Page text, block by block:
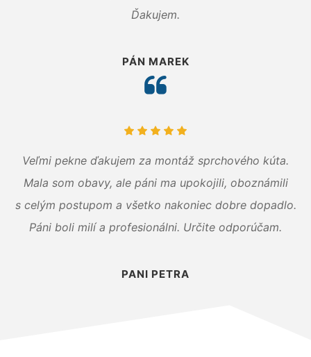
Ďakujem.
PÁN MAREK
Veľmi pekne ďakujem za montáž sprchového kúta.
Mala som obavy, ale páni ma upokojili, oboznámili
s celým postupom a všetko nakoniec dobre dopadlo.
Páni boli milí a profesionálni. Určite odporúčam.
PANI PETRA